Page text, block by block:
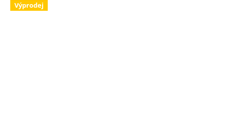
Výprodej